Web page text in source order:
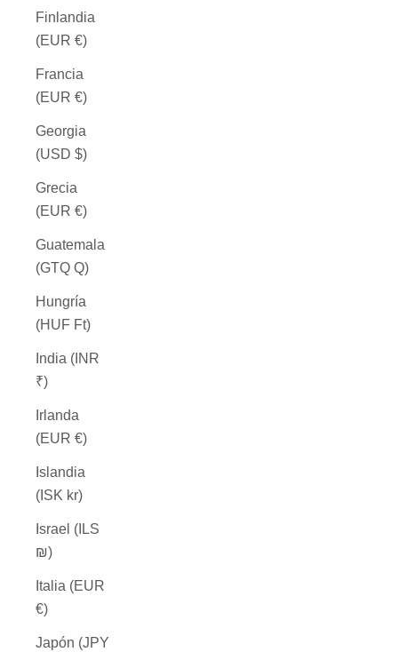
Finlandia
(EUR €)
Francia
(EUR €)
Georgia
(USD $)
Grecia
(EUR €)
Guatemala
(GTQ Q)
Hungría
(HUF Ft)
India (INR
₹)
Irlanda
(EUR €)
Islandia
(ISK kr)
Israel (ILS
₪)
Italia (EUR
€)
Japón (JPY